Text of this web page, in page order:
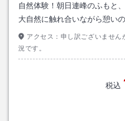
自然体験！朝日連峰のふもと
大自然に触れ合いながら憩い
アクセス： 申し訳ございません
況です。
税込